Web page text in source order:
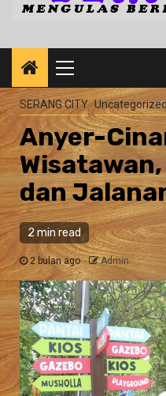
Primary
Menu
SERANG CITY
Anyer-
dan
2 min read
2 bulan ago Admin